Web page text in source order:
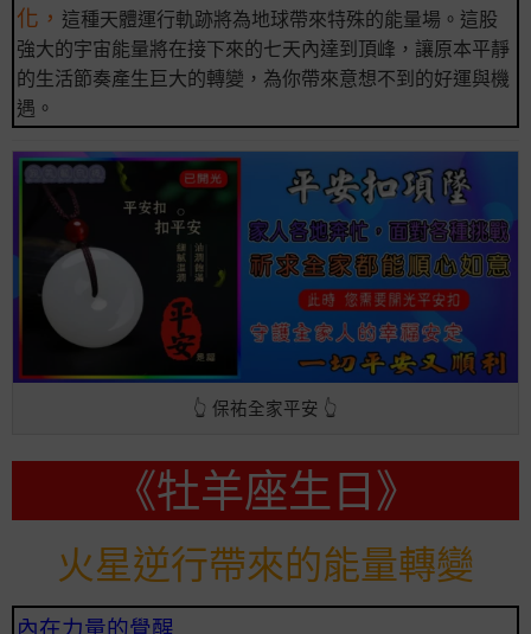
化， 這種天體運行軌跡將為地球帶來特殊的能量場。這股
強大的宇宙能量將在接下來的七天內達到頂峰，讓原本平靜
的生活節奏產生巨大的轉變，為你帶來意想不到的好運與機
遇。
👆 保祐全家平安 👆
《牡羊座生日》
火星逆行帶來的能量轉變
內在力量的覺醒